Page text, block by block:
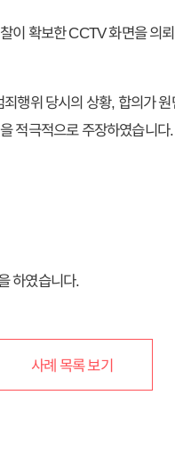
이 확보한 CCTV 화면을 의
행위 당시의 상황, 합의가
적극적으로 주장하였습니다.
하였습니다.
사례 목록 보기